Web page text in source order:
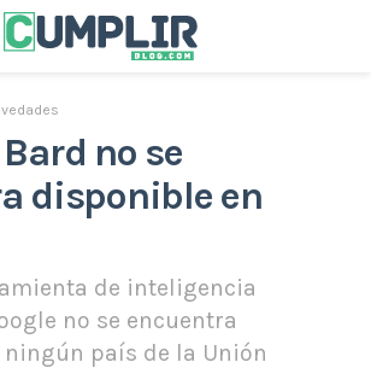
no se
disponible en
de inteligencia
no se encuentra
país de la Unión